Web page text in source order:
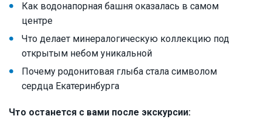
Как водонапорная башня оказалась в самом
центре
Что делает минералогическую коллекцию под
открытым небом уникальной
Почему родонитовая глыба стала символом
сердца Екатеринбурга
Что останется с вами после экскурсии: